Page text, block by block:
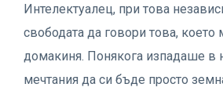
Интелектуалец, при това
свободата да говори това,
домакиня. Понякога изпадаше в
мечтания да си бъде просто